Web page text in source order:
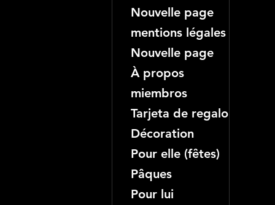
Nouvelle page
mentions légales
Nouvelle page
À propos
miembros
Tarjeta de regalo
Décoration
Pour elle (fêtes)
Pâques
Pour lui